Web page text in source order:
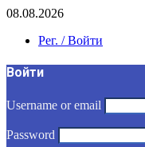
08.08.2026
Рег. / Войти
Войти
Username or email
Password